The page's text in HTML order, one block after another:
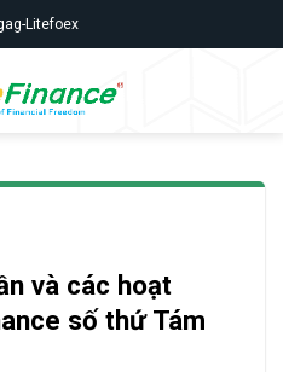
và các hoạt
số thứ Tám